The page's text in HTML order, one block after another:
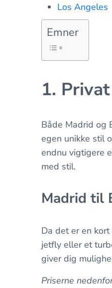
Los Angeles
Emner
1.
Både Madrid og
egen unikke stil
endnu vigtigere
med stil.
Madrid til
Da det er en
jetfly eller et
giver dig
Priserne